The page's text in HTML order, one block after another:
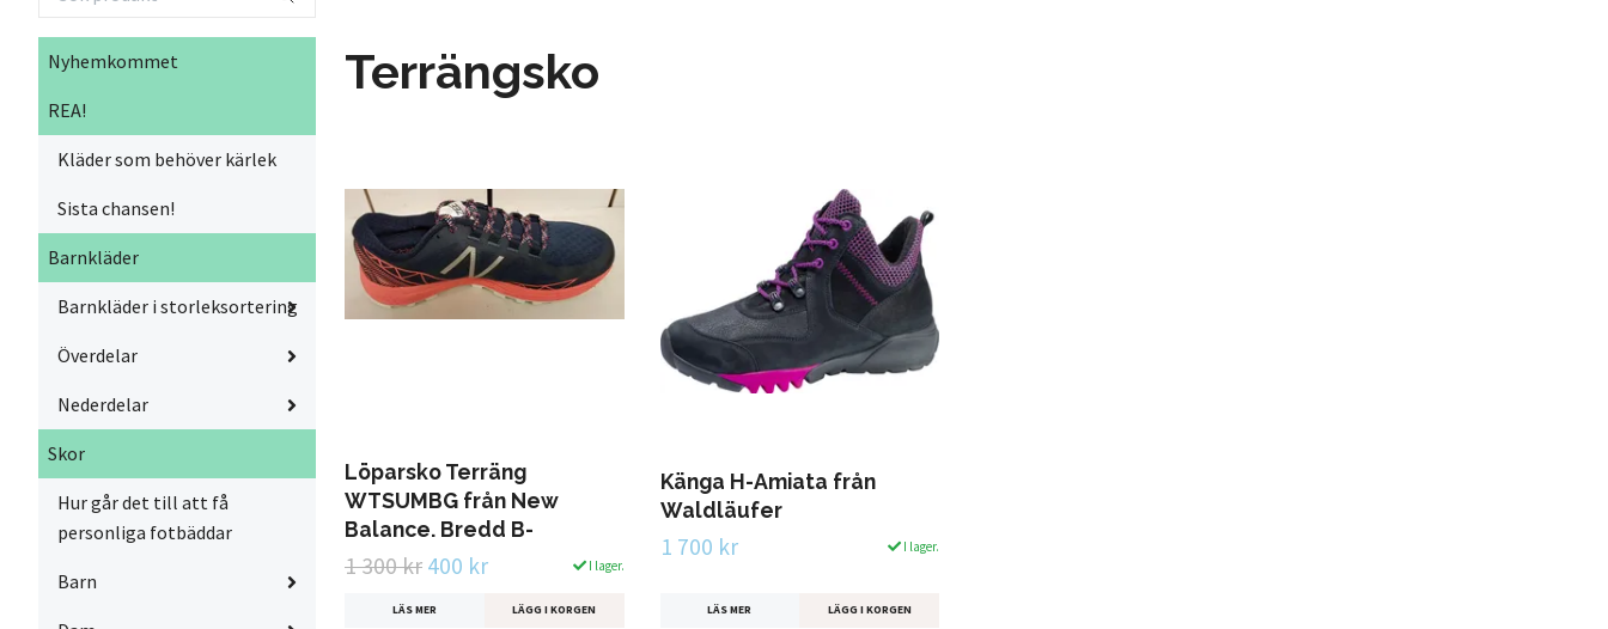
Nyhemkommet
REA!
Kläder som behöver kärlek
Sista chansen!
Barnkläder
Barnkläder i storleksortering
Överdelar
Nederdelar
Skor
Hur går det till att få
personliga fotbäddar
Barn
Terrängsko
Löparsko Terräng
WTSUMBG från New
Balance. Bredd B-
1 300 kr 400 kr I lager.
LÄS MER LÄGG I KORGEN
Känga H-Amiata från
Waldläufer
1 700 kr I lager.
LÄS MER LÄGG I KORGEN